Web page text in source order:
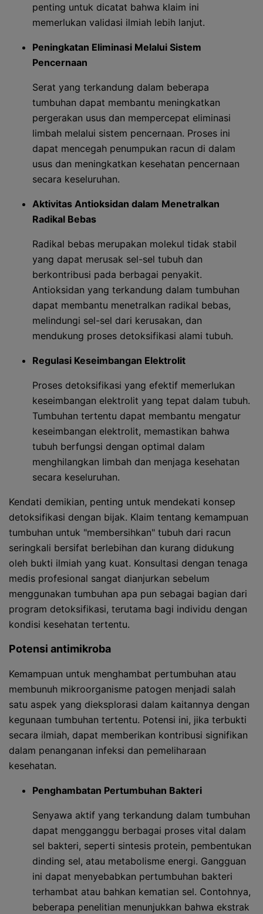
penting untuk dicatat bahwa klaim ini
memerlukan validasi ilmiah lebih lanjut.
Peningkatan Eliminasi Melalui Sistem
Pencernaan
Serat yang terkandung dalam beberapa
tumbuhan dapat membantu meningkatkan
pergerakan usus dan mempercepat eliminasi
limbah melalui sistem pencernaan. Proses ini
dapat mencegah penumpukan racun di dalam
usus dan meningkatkan kesehatan pencernaan
secara keseluruhan.
Aktivitas Antioksidan dalam Menetralkan
Radikal Bebas
Radikal bebas merupakan molekul tidak stabil
yang dapat merusak sel-sel tubuh dan
berkontribusi pada berbagai penyakit.
Antioksidan yang terkandung dalam tumbuhan
dapat membantu menetralkan radikal bebas,
melindungi sel-sel dari kerusakan, dan
mendukung proses detoksifikasi alami tubuh.
Regulasi Keseimbangan Elektrolit
Proses detoksifikasi yang efektif memerlukan
keseimbangan elektrolit yang tepat dalam tubuh.
Tumbuhan tertentu dapat membantu mengatur
keseimbangan elektrolit, memastikan bahwa
tubuh berfungsi dengan optimal dalam
menghilangkan limbah dan menjaga kesehatan
secara keseluruhan.
Kendati demikian, penting untuk mendekati konsep
detoksifikasi dengan bijak. Klaim tentang kemampuan
tumbuhan untuk "membersihkan" tubuh dari racun
seringkali bersifat berlebihan dan kurang didukung
oleh bukti ilmiah yang kuat. Konsultasi dengan tenaga
medis profesional sangat dianjurkan sebelum
menggunakan tumbuhan apa pun sebagai bagian dari
program detoksifikasi, terutama bagi individu dengan
kondisi kesehatan tertentu.
Potensi antimikroba
Kemampuan untuk menghambat pertumbuhan atau
membunuh mikroorganisme patogen menjadi salah
satu aspek yang dieksplorasi dalam kaitannya dengan
kegunaan tumbuhan tertentu. Potensi ini, jika terbukti
secara ilmiah, dapat memberikan kontribusi signifikan
dalam penanganan infeksi dan pemeliharaan
kesehatan.
Penghambatan Pertumbuhan Bakteri
Senyawa aktif yang terkandung dalam tumbuhan
dapat mengganggu berbagai proses vital dalam
sel bakteri, seperti sintesis protein, pembentukan
dinding sel, atau metabolisme energi. Gangguan
ini dapat menyebabkan pertumbuhan bakteri
terhambat atau bahkan kematian sel. Contohnya,
beberapa penelitian menunjukkan bahwa ekstrak